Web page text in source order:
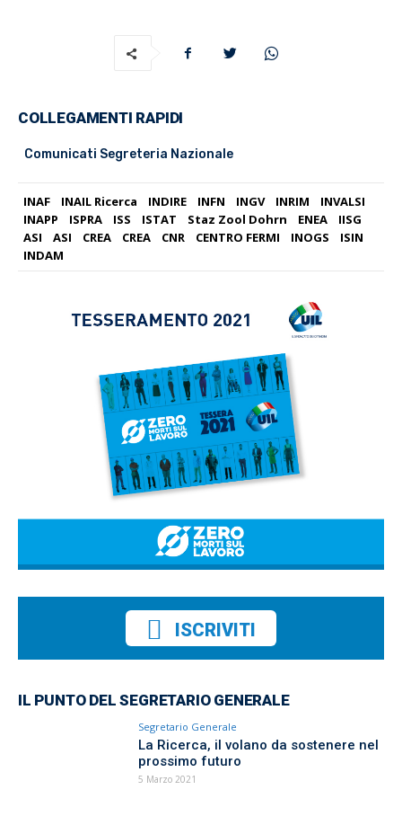
COLLEGAMENTI RAPIDI
Comunicati Segreteria Nazionale
INAF INAIL Ricerca INDIRE INFN INGV INRIM
INVALSI
INAPP
ISPRA ISS ISTAT Staz Zool Dohrn ENEA
IISG
ASI
ASI CREA CREA CNR CENTRO FERMI INOGS
ISIN
INDAM
ISCRIVITI
IL PUNTO DEL SEGRETARIO GENERALE
Segretario Generale
La Ricerca, il volano da sostenere nel
prossimo futuro
5 Marzo 2021